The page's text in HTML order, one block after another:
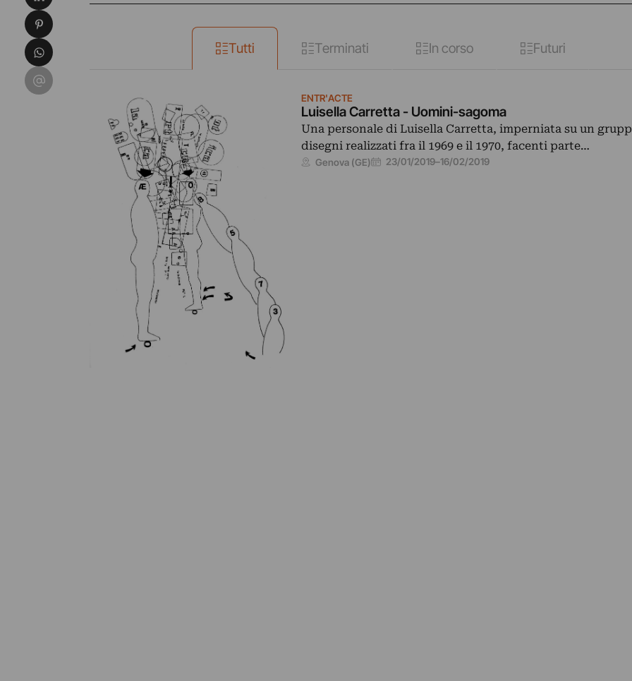
Tutti Terminati In corso Futuri
ENTR'ACTE
Luisella Carretta - Uomini-sagoma
Una personale di Luisella Carretta, imperniata su un
disegni realizzati fra il 1969 e il 1970, facenti parte…
Genova (GE) 23/01/2019–16/02/2019
Condividi su Pinterest
Condividi su WhatsApp
Condividi su Email